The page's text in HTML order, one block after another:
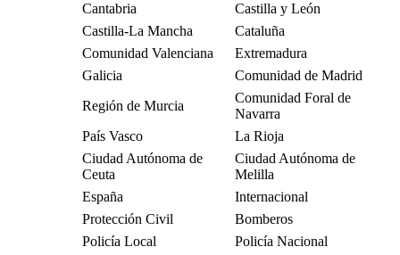
Cantabria
Castilla y León
Castilla-La Mancha
Cataluña
Comunidad Valenciana
Extremadura
Galicia
Comunidad de Madrid
Región de Murcia
Comunidad Foral de
Navarra
País Vasco
La Rioja
Ciudad Autónoma de
Ceuta
Ciudad Autónoma de
Melilla
España
Internacional
Protección Civil
Bomberos
Policía Local
Policía Nacional